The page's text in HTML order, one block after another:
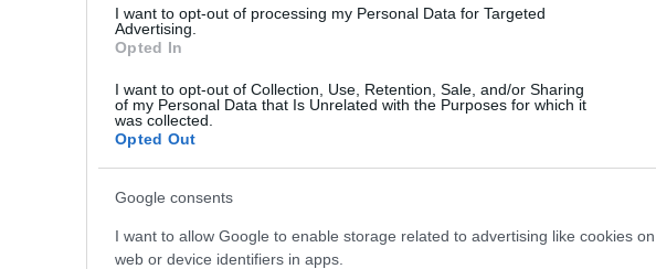
I want to opt-out of processing my Personal Data for Targeted
Advertising.
Opted In
I want to opt-out of Collection, Use, Retention, Sale, and/or Sharing
of my Personal Data that Is Unrelated with the Purposes for which it
was collected.
Opted Out
Google consents
I want to allow Google to enable storage related to advertising like cookies on
web or device identifiers in apps.